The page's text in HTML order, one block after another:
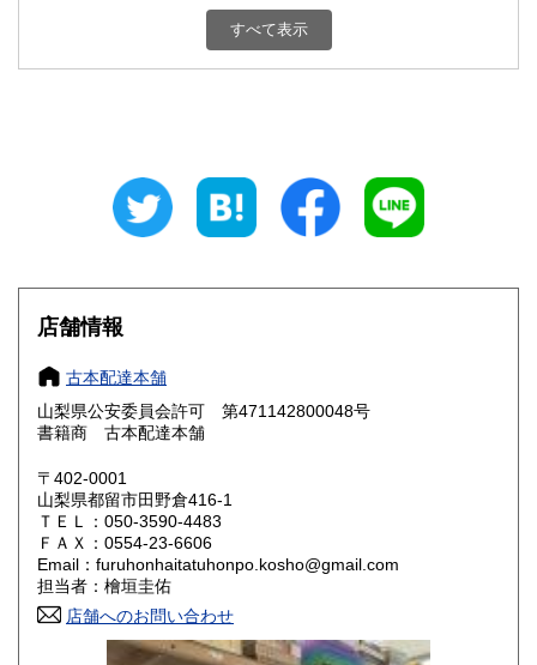
800円 富山県
800円 三重県
大阪府
奈良県
鳥取県 800円 島根県
岡山県
山口県 800円
香川県 800円 愛媛県
高知県 800円
すべて表示
店舗情報
古本配達本舗
山梨県公安委員会許可 第471142800048号
書籍商 古本配達本舗
〒402-0001
山梨県都留市田野倉416-1
ＴＥＬ：050-3590-4483
ＦＡＸ：0554-23-6606
Email：furuhonhaitatuhonpo.kosho@gmail.com
担当者：檜垣圭佑
店舗へのお問い合わせ